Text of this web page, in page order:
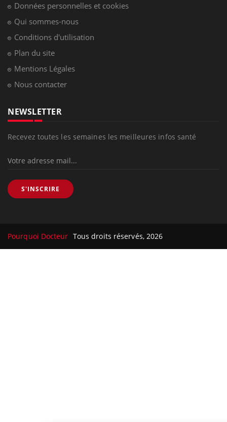
Données personnelles et cookies
Qui sommes-nous
Conditions d'utilisation
Plan du site
Mentions Légales
Nous contacter
NEWSLETTER
Recevez toutes les semaines les meilleures infos santé
S'INSCRIRE
Pourquoi Docteur Tous droits réservés, 2026